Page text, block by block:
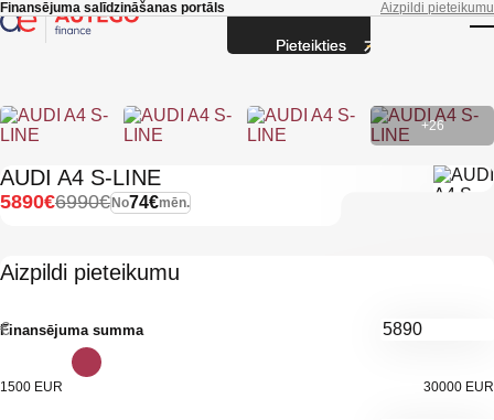
Skip to main content
Finansējuma salīdzināšanas portāls Aizpildi pieteikumu
+26
AUDI A4 S-LINE
No74€mēn.
6990€
5890€
Aizpildi pieteikumu
Finansējuma summa
€
1500 EUR 30000 EUR